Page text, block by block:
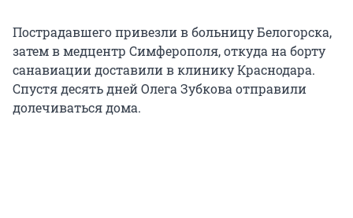
Пострадавшего привезли в больницу Белогорска,
затем в медцентр Симферополя, откуда на борту
санавиации доставили в клинику Краснодара.
Спустя десять дней Олега Зубкова отправили
долечиваться дома.